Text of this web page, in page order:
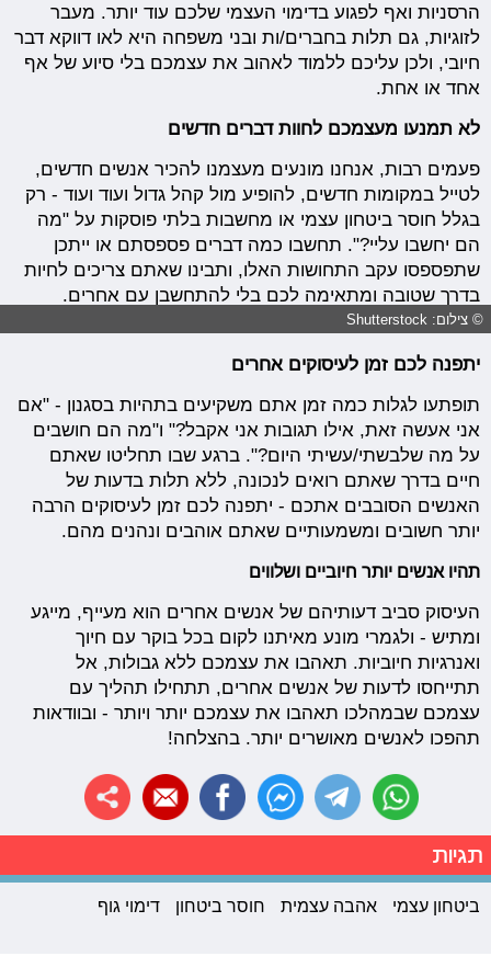
הרסניות ואף לפגוע בדימוי העצמי שלכם עוד יותר. מעבר
לזוגיות, גם תלות בחברים/ות ובני משפחה היא לאו דווקא דבר
חיובי, ולכן עליכם ללמוד לאהוב את עצמכם בלי סיוע של אף
אחד או אחת.
לא תמנעו מעצמכם לחוות דברים חדשים
פעמים רבות, אנחנו מונעים מעצמנו להכיר אנשים חדשים,
לטייל במקומות חדשים, להופיע מול קהל גדול ועוד ועוד - רק
בגלל חוסר ביטחון עצמי או מחשבות בלתי פוסקות על "מה
הם יחשבו עליי?". תחשבו כמה דברים פספסתם או ייתכן
שתפספסו עקב התחושות האלו, ותבינו שאתם צריכים לחיות
בדרך שטובה ומתאימה לכם בלי להתחשבן עם אחרים.
© צילום: Shutterstock
יתפנה לכם זמן לעיסוקים אחרים
תופתעו לגלות כמה זמן אתם משקיעים בתהיות בסגנון - "אם
אני אעשה זאת, אילו תגובות אני אקבל?" ו"מה הם חושבים
על מה שלבשתי/עשיתי היום?". ברגע שבו תחליטו שאתם
חיים בדרך שאתם רואים לנכונה, ללא תלות בדעות של
האנשים הסובבים אתכם - יתפנה לכם זמן לעיסוקים הרבה
יותר חשובים ומשמעותיים שאתם אוהבים ונהנים מהם.
תהיו אנשים יותר חיוביים ושלווים
העיסוק סביב דעותיהם של אנשים אחרים הוא מעייף, מייגע
ומתיש - ולגמרי מונע מאיתנו לקום בכל בוקר עם חיוך
ואנרגיות חיוביות. תאהבו את עצמכם ללא גבולות, אל
תתייחסו לדעות של אנשים אחרים, תתחילו תהליך עם
עצמכם שבמהלכו תאהבו את עצמכם יותר ויותר - ובוודאות
תהפכו לאנשים מאושרים יותר. בהצלחה!
תגיות
ביטחון עצמי אהבה עצמית חוסר ביטחון דימוי גוף